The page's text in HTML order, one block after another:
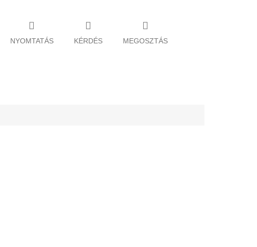
NYOMTATÁS KÉRDÉS MEGOSZTÁS